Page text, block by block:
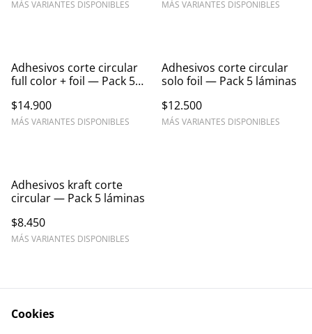
MÁS VARIANTES DISPONIBLES MÁS VARIANTES DISPONIBLES
Adhesivos corte circular
full color + foil — Pack 5
$14.900
MÁS VARIANTES DISPONIBLES
Adhesivos corte circular
solo foil — Pack 5 láminas
$12.500
MÁS VARIANTES DISPONIBLES
Adhesivos kraft corte
circular — Pack 5 láminas
$8.450
MÁS VARIANTES DISPONIBLES
Cookies